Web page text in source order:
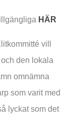
HÄR
vill
den lokala
omnämna
som varit med
lyckat som det